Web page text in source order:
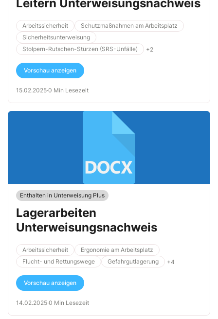
Leitern Unterweisungsnachweis
Arbeitssicherheit
Schutzmaßnahmen am Arbeitsplatz
Sicherheitsunterweisung
Stolpern-Rutschen-Stürzen (SRS-Unfälle)
+2
Vorschau anzeigen
15.02.2025·0 Min Lesezeit
Enthalten in Unterweisung Plus
Lagerarbeiten
Unterweisungsnachweis
Arbeitssicherheit
Ergonomie am Arbeitsplatz
Flucht- und Rettungswege
Gefahrgutlagerung +4
Vorschau anzeigen
14.02.2025·0 Min Lesezeit